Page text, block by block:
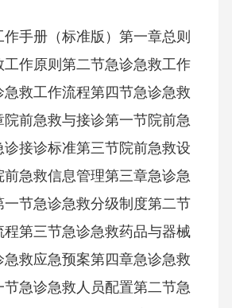
作手册（标准版）第一章总则
作原则第二节急诊急救工作
救工作流程第四节急诊急救
前急救与接诊第一节院前急
接诊标准第三节院前急救设
急救信息管理第三章急诊急
节急诊急救分级制度第二节
第三节急诊急救药品与器械
救应急预案第四章急诊急救
节急诊急救人员配置第二节急